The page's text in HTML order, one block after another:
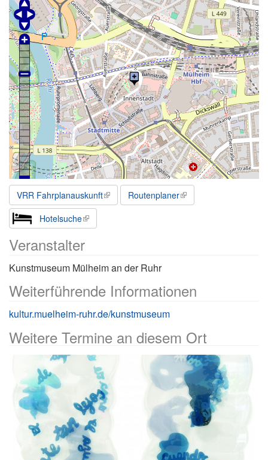
VRR Fahrplanauskunft
Routenplaner
Hotelsuche
Veranstalter
Kunstmuseum Mülheim an der Ruhr
Weiterführende Informationen
kultur.muelheim-ruhr.de/kunstmuseum
Weitere Termine an diesem Ort